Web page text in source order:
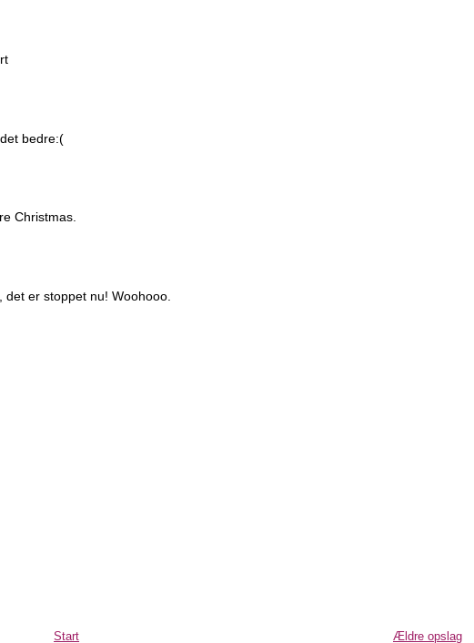
bedre:(
Christmas.
er stoppet nu! Woohooo.
Ældre opslag
Start